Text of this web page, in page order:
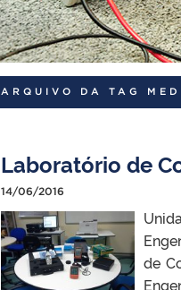
ARQUIVO DA TAG
Laboratório de
14/06/2016
de